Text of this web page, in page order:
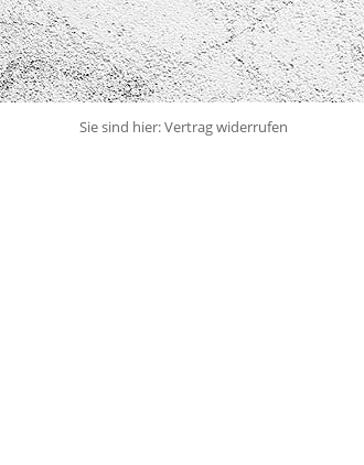
Sie sind hier:Vertrag widerrufen